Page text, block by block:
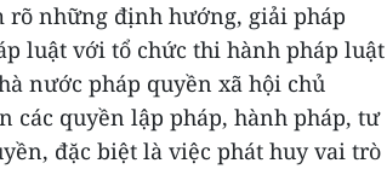
rõ những định hướng, giải pháp
luật với tổ chức thi hành pháp luật
nước pháp quyền xã hội chủ
các quyền lập pháp, hành pháp, tư
đặc biệt là việc phát huy vai trò